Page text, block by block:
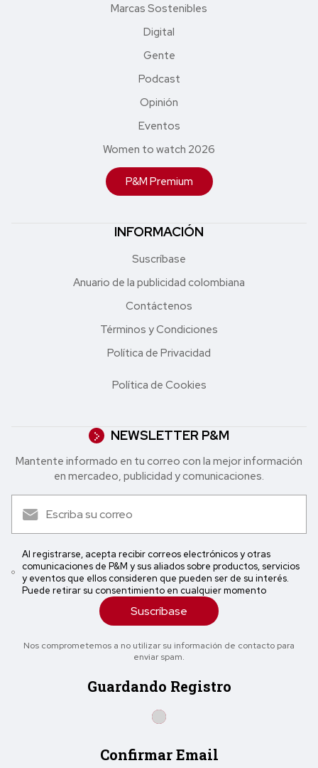
Marcas Sostenibles
Digital
Gente
Podcast
Opinión
Eventos
Women to watch 2026
P&M Premium
INFORMACIÓN
Suscríbase
Anuario de la publicidad colombiana
Contáctenos
Términos y Condiciones
Política de Privacidad
Política de Cookies
NEWSLETTER P&M
Mantente informado en tu correo con la mejor in formación
en mercadeo, publicidad y comunicaciones.
Al registrarse, acepta recibir correos electrónicos y otras
comunicaciones de P&M y sus aliados sobre productos, servicios
y eventos que ellos consideren que pueden ser de su interés.
Puede retirar su consentimiento en cualquier momento
Suscríbase
Nos comprometemos a no utilizar su información de contacto para
enviar spam.
Guardando Registro
Confirmar Email